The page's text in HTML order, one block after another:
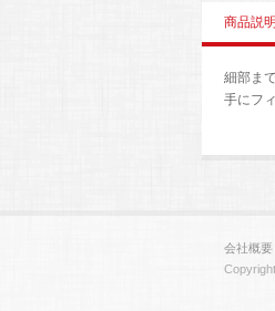
商品説明
細部ま
手にフ
会社概要